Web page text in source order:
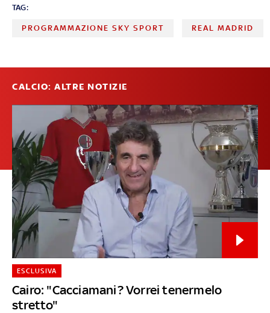
TAG:
PROGRAMMAZIONE SKY SPORT REAL MADRID
CALCIO: ALTRE NOTIZIE
Cairo: "Cacciamani? Vorrei tenermelo
stretto"
ESCLUSIVA